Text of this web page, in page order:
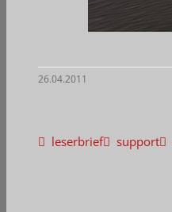
26.04.2011
leserbrief support